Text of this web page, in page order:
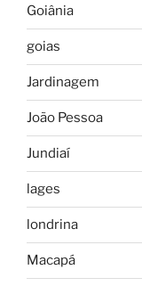
Goiânia
goias
Jardinagem
João Pessoa
Jundiaí
lages
londrina
Macapá